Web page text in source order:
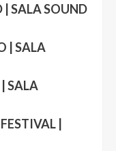
| SALA SOUND
| SALA
SALA
|